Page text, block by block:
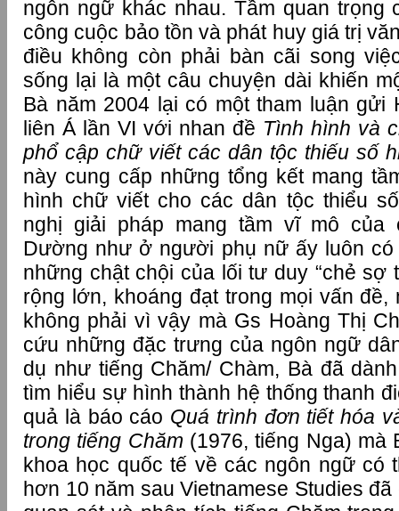
ngôn ngữ khác nhau. Tầm quan
công cuộc bảo tồn và phát huy giá trị
điều không còn phải bàn cãi song
sống lại là một câu chuyện dài khiến
Bà năm 2004 lại có một tham luận gửi
liên Á lần VI với nhan đề Tình hình và
phổ cập chữ viết các dân tộc thiếu số
này cung cấp những tổng kết mang
hình chữ viết cho các dân tộc thiểu
nghị giải pháp mang tầm vĩ mô của
Dường như ở người phụ nữ ấy luôn có
những chật chội của lối tư duy “chẻ sợ
rộng lớn, khoáng đạt trong mọi vấn
không phải vì vậy mà Gs Hoàng Thị
cứu những đặc trưng của ngôn ngữ
dụ như tiếng Chăm/ Chàm, Bà đã
tìm hiểu sự hình thành hệ thống thanh
quả là báo cáo Quá trình đơn tiết hóa
trong tiếng Chăm (1976, tiếng Nga) mà
khoa học quốc tế về các ngôn ngữ có
hơn 10 năm sau Vietnamese Studies